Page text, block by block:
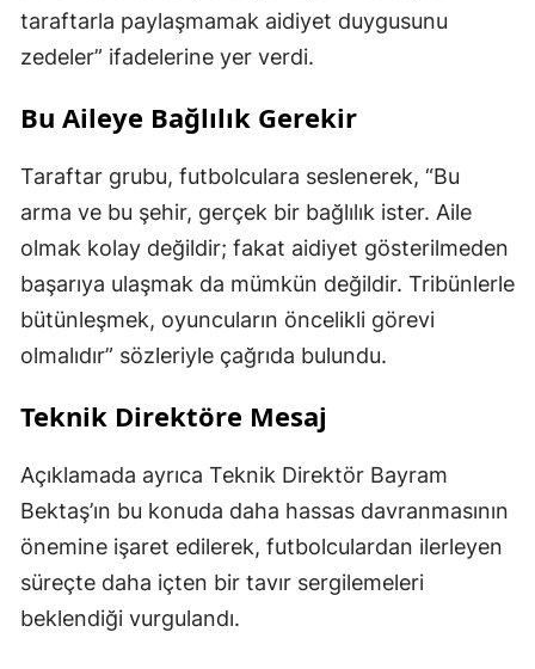
taraftarla paylaşmamak aidiyet duygusunu
zedeler” ifadelerine yer verdi.
Bu Aileye Bağlılık Gerekir
Taraftar grubu, futbolculara seslenerek, “Bu
arma ve bu şehir, gerçek bir bağlılık ister. Aile
olmak kolay değildir; fakat aidiyet gösterilmeden
başarıya ulaşmak da mümkün değildir. Tribünlerle
bütünleşmek, oyuncuların öncelikli görevi
olmalıdır” sözleriyle çağrıda bulundu.
Teknik Direktöre Mesaj
Açıklamada ayrıca Teknik Direktör Bayram
Bektaş’ın bu konuda daha hassas davranmasının
önemine işaret edilerek, futbolculardan ilerleyen
süreçte daha içten bir tavır sergilemeleri
beklendiği vurgulandı.